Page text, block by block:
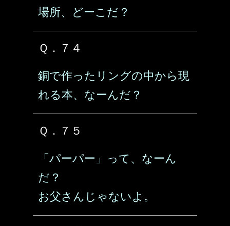
場所、どーこだ？
Ｑ．７４
銅で作ったリングの中から現
れる本、なーんだ？
Ｑ．７５
「パーパー」って、なーん
だ？
お父さんじゃないよ。